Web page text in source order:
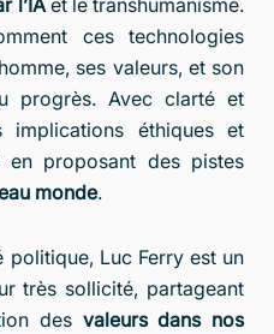
l’IAet le transhumanisme.
ces technologies
ses valeurs, et son
progrès. Avec clarté et
implications éthiques et
en proposant des pistes
monde.
politique, Luc Ferry est un
très sollicité, partageant
des valeurs dans nos